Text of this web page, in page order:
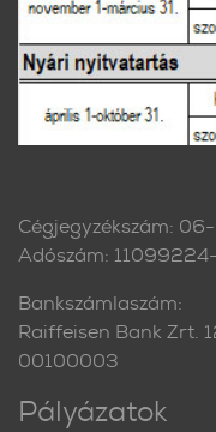
Cégjegyzékszám:
Adószám:
Bankszámlaszám:
Raiffeisen Bank
00100003
Pályázatok